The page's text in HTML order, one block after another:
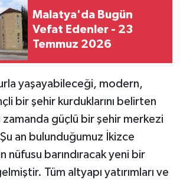
Malatya'da Bugün
Vefat Edenler - 23
Temmuz 2026
yaşayabileceği, modern,
bir şehir kurduklarını belirten
zamanda güçlü bir şehir merkezi
an bulunduğumuz İkizce
nüfusu barındıracak yeni bir
Tüm altyapı yatırımları ve